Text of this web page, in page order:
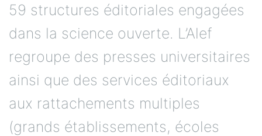
59 structures éditoriales engagées
dans la science ouverte. L’Alef
regroupe des presses universitaires
ainsi que des services éditoriaux
aux rattachements multiples
(grands établissements, écoles